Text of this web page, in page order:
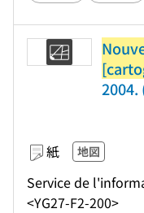
2004.
紙 地図
Service de
<YG27-F2-200>